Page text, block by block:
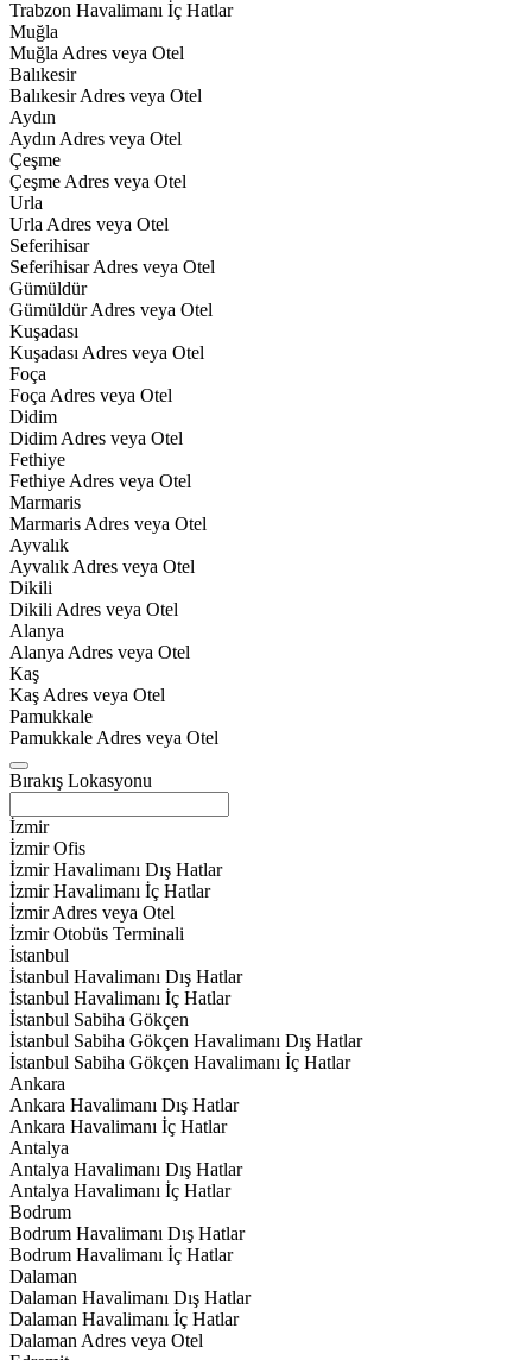
Trabzon Havalimanı İç Hatlar
Muğla
Muğla Adres veya Otel
Balıkesir
Balıkesir Adres veya Otel
Aydın
Aydın Adres veya Otel
Çeşme
Çeşme Adres veya Otel
Urla
Urla Adres veya Otel
Seferihisar
Seferihisar Adres veya Otel
Gümüldür
Gümüldür Adres veya Otel
Kuşadası
Kuşadası Adres veya Otel
Foça
Foça Adres veya Otel
Didim
Didim Adres veya Otel
Fethiye
Fethiye Adres veya Otel
Marmaris
Marmaris Adres veya Otel
Ayvalık
Ayvalık Adres veya Otel
Dikili
Dikili Adres veya Otel
Alanya
Alanya Adres veya Otel
Kaş
Kaş Adres veya Otel
Pamukkale
Pamukkale Adres veya Otel
Bırakış Lokasyonu
İzmir
İzmir Ofis
İzmir Havalimanı Dış Hatlar
İzmir Havalimanı İç Hatlar
İzmir Adres veya Otel
İzmir Otobüs Terminali
İstanbul
İstanbul Havalimanı Dış Hatlar
İstanbul Havalimanı İç Hatlar
İstanbul Sabiha Gökçen
İstanbul Sabiha Gökçen Havalimanı Dış Hatlar
İstanbul Sabiha Gökçen Havalimanı İç Hatlar
Ankara
Ankara Havalimanı Dış Hatlar
Ankara Havalimanı İç Hatlar
Antalya
Antalya Havalimanı Dış Hatlar
Antalya Havalimanı İç Hatlar
Bodrum
Bodrum Havalimanı Dış Hatlar
Bodrum Havalimanı İç Hatlar
Dalaman
Dalaman Havalimanı Dış Hatlar
Dalaman Havalimanı İç Hatlar
Dalaman Adres veya Otel